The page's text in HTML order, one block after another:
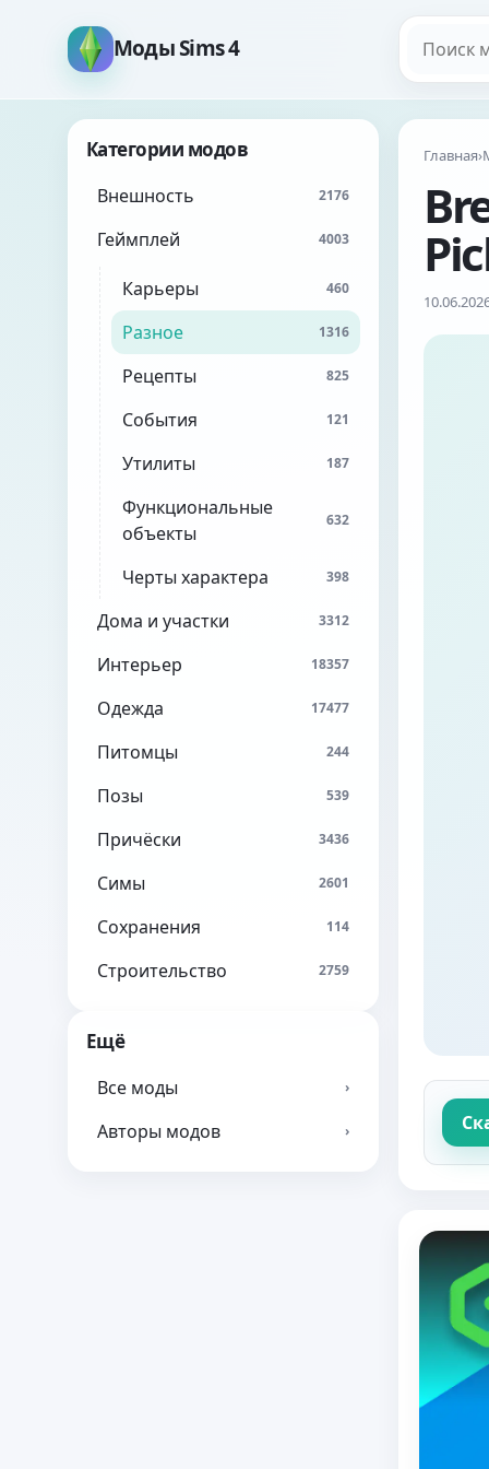
Моды Sims 4
Категории модов
Внешность 2176
Геймплей 4003
Карьеры 460
Разное 1316
Рецепты 825
События 121
Утилиты 187
Функциональные
объекты
632
Черты характера 398
Дома и участки 3312
Интерьер 18357
Одежда 17477
Питомцы 244
Позы 539
Причёски 3436
Симы 2601
Сохранения 114
Строительство 2759
Ещё
Все моды ›
Авторы модов ›
Главная›